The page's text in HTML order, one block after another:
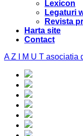
Lexicon
Legaturi
Revista
Harta site
Contact
A Z I M U T asociatia